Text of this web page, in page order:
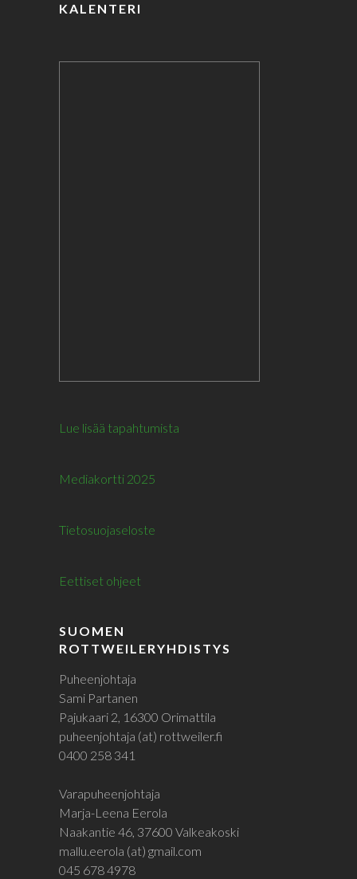
KALENTERI
Lue lisää tapahtumista
Mediakortti 2025
Tietosuojaseloste
Eettiset ohjeet
SUOMEN
ROTTWEILERYHDISTYS
Puheenjohtaja
Sami Partanen
Pajukaari 2, 16300 Orimattila
puheenjohtaja (at) rottweiler.fi
0400 258 341
Varapuheenjohtaja
Marja-Leena Eerola
Naakantie 46, 37600 Valkeakoski
mallu.eerola (at) gmail.com
045 678 4978